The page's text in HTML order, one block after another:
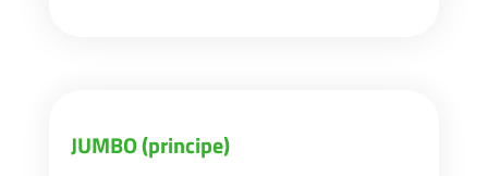
JUMBO (principe)